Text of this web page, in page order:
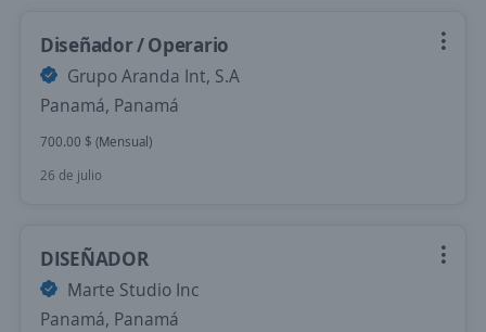
Diseñador / Operario
Grupo Aranda Int, S.A
Panamá, Panamá
700.00 $ (Mensual)
26 de julio
DISEÑADOR
Marte Studio Inc
Panamá, Panamá